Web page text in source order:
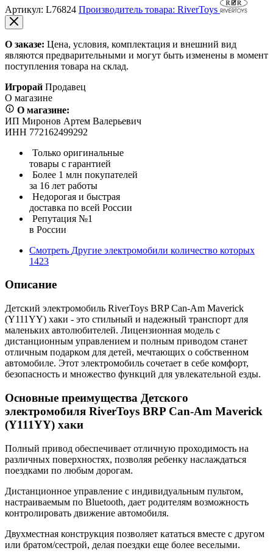
Артикул: L76824 Производитель товара: RiverToys
О заказе: Цена, условия, комплектация и внешний вид
являются предварительными и могут быть изменены в момент
поступления товара на склад.
Игрорай Продавец
О магазине
О магазине:
ИП Миронов Артем Валерьевич
ИНН 772162499292
Только оригинальные
товары с гарантией
Более 1 млн покупателей
за 16 лет работы
Недорогая и быстрая
доставка по всей России
Репутация №1
в России
Смотреть Другие электромобили количество которых
1423
Описание
Детский электромобиль RiverToys BRP Can-Am Maverick
(Y111YY) хаки - это стильный и надежный транспорт для
маленьких автолюбителей. Лицензионная модель с
дистанционным управлением и полным приводом станет
отличным подарком для детей, мечтающих о собственном
автомобиле. Этот электромобиль сочетает в себе комфорт,
безопасность и множество функций для увлекательной езды.
Основные преимущества Детского
электромобиля RiverToys BRP Can-Am Maverick
(Y111YY) хаки
Полный привод обеспечивает отличную проходимость на
различных поверхностях, позволяя ребенку наслаждаться
поездками по любым дорогам.
Дистанционное управление с индивидуальным пультом,
настраиваемым по Bluetooth, дает родителям возможность
контролировать движение автомобиля.
Двухместная конструкция позволяет кататься вместе с другом
или братом/сестрой, делая поездки еще более веселыми.